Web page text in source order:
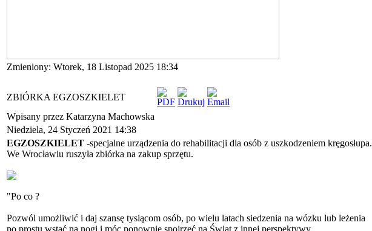
Zmieniony: Wtorek, 18 Listopad 2025 18:34
ZBIÓRKA EGZOSZKIELET
Wpisany przez Katarzyna Machowska
Niedziela, 24 Styczeń 2021 14:38
EGZOSZKIELET -specjalne urządzenia do rehabilitacji dla osób z uszkodzeniem kręgosłupa.
We Wrocławiu ruszyła zbiórka na zakup sprzętu.
"Po co ?
Pozwól umożliwić i daj szansę tysiącom osób, po wielu latach siedzenia na wózku lub leżenia
po prostu wstać na nogi i móc ponownie spojrzeć na Świat z innej perspektywy.